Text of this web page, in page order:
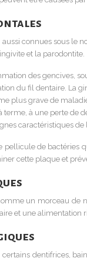
connues sous le
et la parodontite.
des gencives,
du fil dentaire. La
plus grave de
terme, à une perte de
caractéristiques de
pellicule de bactéries
cette plaque et
un morceau de
et une alimentation
certains dentifrices,